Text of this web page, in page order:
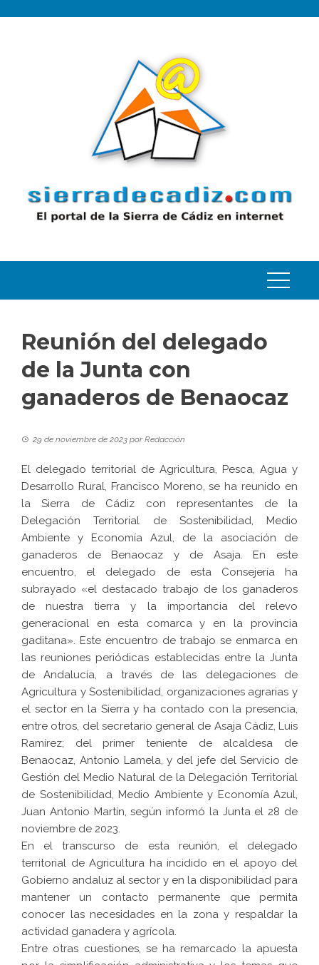
Reunión del delegado
de la Junta con
ganaderos de Benaocaz
29 de noviembre de 2023 porRedacción
El delegado territorial de Agricultura, Pesca, Agua y
Desarrollo Rural, Francisco Moreno, se ha reunido en
la Sierra de Cádiz con representantes de la
Delegación Territorial de Sostenibilidad, Medio
Ambiente y Economía Azul, de la asociación de
ganaderos de Benaocaz y de Asaja. En este
encuentro, el delegado de esta Consejería ha
subrayado «el destacado trabajo de los ganaderos
de nuestra tierra y la importancia del relevo
generacional en esta comarca y en la provincia
gaditana». Este encuentro de trabajo se enmarca en
las reuniones periódicas establecidas entre la Junta
de Andalucía, a través de las delegaciones de
Agricultura y Sostenibilidad, organizaciones agrarias y
el sector en la Sierra y ha contado con la presencia,
entre otros, del secretario general de Asaja Cádiz, Luis
Ramírez; del primer teniente de alcaldesa de
Benaocaz, Antonio Lamela, y del jefe del Servicio de
Gestión del Medio Natural de la Delegación Territorial
de Sostenibilidad, Medio Ambiente y Economía Azul,
Juan Antonio Martín, según informó la Junta el 28 de
noviembre de 2023.
En el transcurso de esta reunión, el delegado
territorial de Agricultura ha incidido en el apoyo del
Gobierno andaluz al sector y en la disponibilidad para
mantener un contacto permanente que permita
conocer las necesidades en la zona y respaldar la
actividad ganadera y agrícola.
Entre otras cuestiones, se ha remarcado la apuesta